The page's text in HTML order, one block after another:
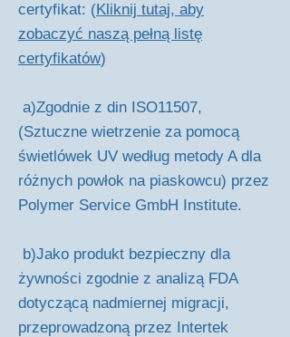
certyfikat: (Kliknij tutaj, aby
zobaczyć naszą pełną listę
certyfikatów)
a)Zgodnie z din ISO11507,
(Sztuczne wietrzenie za pomocą
świetlówek UV według metody A dla
różnych powłok na piaskowcu) przez
Polymer Service GmbH Institute.
b)Jako produkt bezpieczny dla
żywności zgodnie z analizą FDA
dotyczącą nadmiernej migracji,
przeprowadzoną przez Intertek